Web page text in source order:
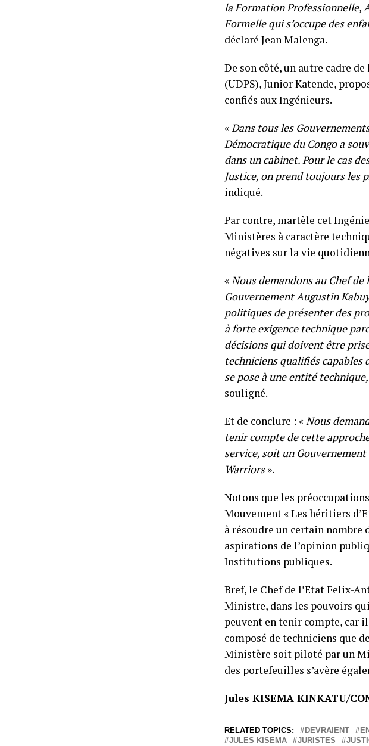
la Formation Professionnelle,
Formelle qui s’occupe des
déclaré Jean Malenga.
De son côté, un autre cadre
(UDPS), Junior Katende,
confiés aux Ingénieurs.
«Dans tous les
Démocratique du Congo a
dans un cabinet. Pour le cas
Justice, on prend toujours les
indiqué.
Par contre, martèle cet
Ministères à caractère
négatives sur la vie
«Nous demandons au Chef
Gouvernement Augustin
politiques de présenter des
à forte exigence technique
décisions qui doivent être
techniciens qualifiés capables
se pose à une entité
souligné.
Et de conclure : «Nous
tenir compte de cette
service, soit un
Warriors».
Notons que les
Mouvement « Les héritiers
à résoudre un certain nombre
aspirations de l’opinion
Institutions publiques.
Bref, le Chef de l’Etat Felix-
Ministre, dans les pouvoirs
peuvent en tenir compte, car
composé de techniciens que
Ministère soit piloté par un
des portefeuilles s’avère
Jules KISEMA KINKATU/
RELATED TOPICS: DEVRAIENT
JULES KISEMA
JURISTES